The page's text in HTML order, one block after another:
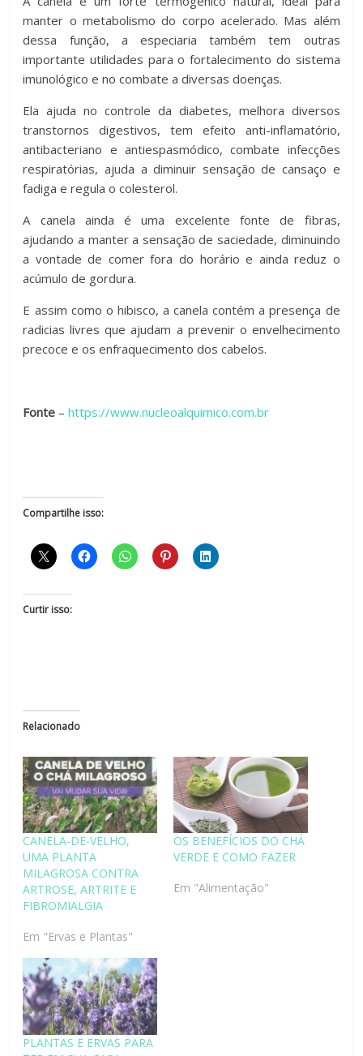
manter o metabolismo do corpo acelerado. Mas além
dessa função, a especiaria também tem outras
importante utilidades para o fortalecimento do sistema
imunológico e no combate a diversas doenças.
Ela ajuda no controle da diabetes, melhora diversos
transtornos digestivos, tem efeito anti-inflamatório,
antibacteriano e antiespasmódico, combate infecções
respiratórias, ajuda a diminuir sensação de cansaço e
fadiga e regula o colesterol.
A canela ainda é uma excelente fonte de fibras,
ajudando a manter a sensação de saciedade, diminuindo
a vontade de comer fora do horário e ainda reduz o
acúmulo de gordura.
E assim como o hibisco, a canela contém a presença de
radicias livres que ajudam a prevenir o envelhecimento
precoce e os enfraquecimento dos cabelos.
Fonte – https://www.nucleoalquimico.com.br
Compartilhe isso:
Curtir isso:
Relacionado
CANELA-DE-VELHO,
UMA PLANTA
MILAGROSA CONTRA
ARTROSE, ARTRITE E
FIBROMIALGIA
Em "Ervas e Plantas"
OS BENEFÍCIOS DO CHÁ
VERDE E COMO FAZER
Em "Alimentação"
PLANTAS E ERVAS PARA